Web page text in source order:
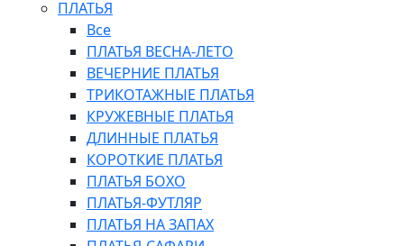
ПЛАТЬЯ
Все
ПЛАТЬЯ ВЕСНА-ЛЕТО
ВЕЧЕРНИЕ ПЛАТЬЯ
ТРИКОТАЖНЫЕ ПЛАТЬЯ
КРУЖЕВНЫЕ ПЛАТЬЯ
ДЛИННЫЕ ПЛАТЬЯ
КОРОТКИЕ ПЛАТЬЯ
ПЛАТЬЯ БОХО
ПЛАТЬЯ-ФУТЛЯР
ПЛАТЬЯ НА ЗАПАХ